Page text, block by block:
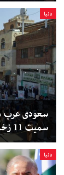
دنیا
سعودی عرب
سمیت 11 زخمی
دنیا